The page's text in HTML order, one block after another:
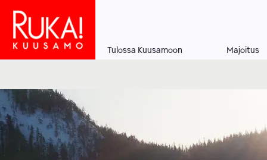
Hyppää
pääsisältöön
Tulossa Kuusamoon Majoitus